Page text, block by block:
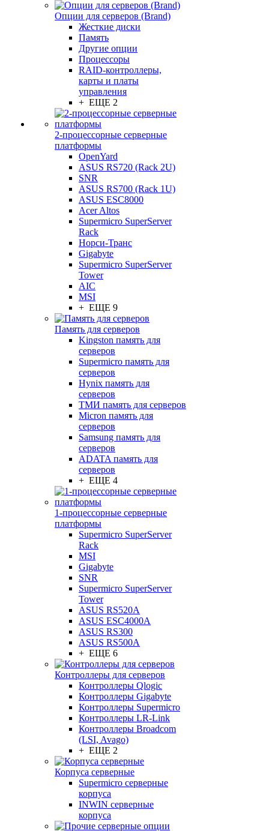
Опции для серверов (Brand)
Жесткие диски
Память
Другие опции
Процессоры
RAID-контроллеры,
карты и платы
управления
+ ЕЩЕ 2
2-процессорные серверные
платформы
OpenYard
ASUS RS720 (Rack 2U)
SNR
ASUS RS700 (Rack 1U)
ASUS ESC8000
Acer Altos
Supermicro SuperServer
Rack
Норси-Транс
Gigabyte
Supermicro SuperServer
Tower
AIC
MSI
+ ЕЩЕ 9
Память для серверов
Kingston память для
серверов
Supermicro память для
серверов
Hynix память для
серверов
ТМИ память для серверов
Micron память для
серверов
Samsung память для
серверов
ADATA память для
серверов
+ ЕЩЕ 4
1-процессорные серверные
платформы
Supermicro SuperServer
Rack
MSI
Gigabyte
SNR
Supermicro SuperServer
Tower
ASUS RS520A
ASUS ESC4000A
ASUS RS300
ASUS RS500A
+ ЕЩЕ 6
Контроллеры для серверов
Контроллеры Qlogic
Контроллеры Gigabyte
Контроллеры Supermicro
Контроллеры LR-Link
Контроллеры Broadcom
(LSI, Avago)
+ ЕЩЕ 2
Корпуса серверные
Supermicro серверные
корпуса
INWIN серверные
корпуса